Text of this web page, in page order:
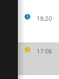
18:20
17:08